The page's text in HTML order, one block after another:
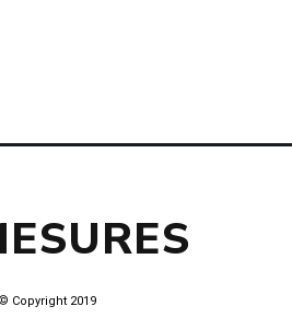
© Copyright 2019